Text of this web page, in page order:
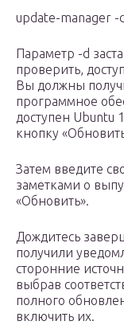
update-manager -d
Параметр -d
проверить,
Вы должны
программное
доступен Ubuntu
кнопку
Затем введите
заметками о
«Обновить».
Дождитесь
получили
сторонние
выбрав
полного
включить их.